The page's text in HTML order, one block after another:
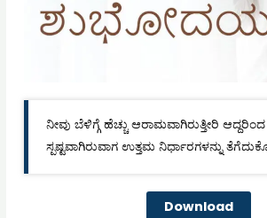
ನೀವು ಬೆಳಿಗ್ಗೆ ಹೆಚ್ಚು ಆರಾಮವಾಗಿರುತ್ತೀರಿ
ಸ್ಪಷ್ಟವಾಗಿರುವಾಗ ಉತ್ತಮ ನಿರ್ಧಾರಗಳನ್ನು
Download